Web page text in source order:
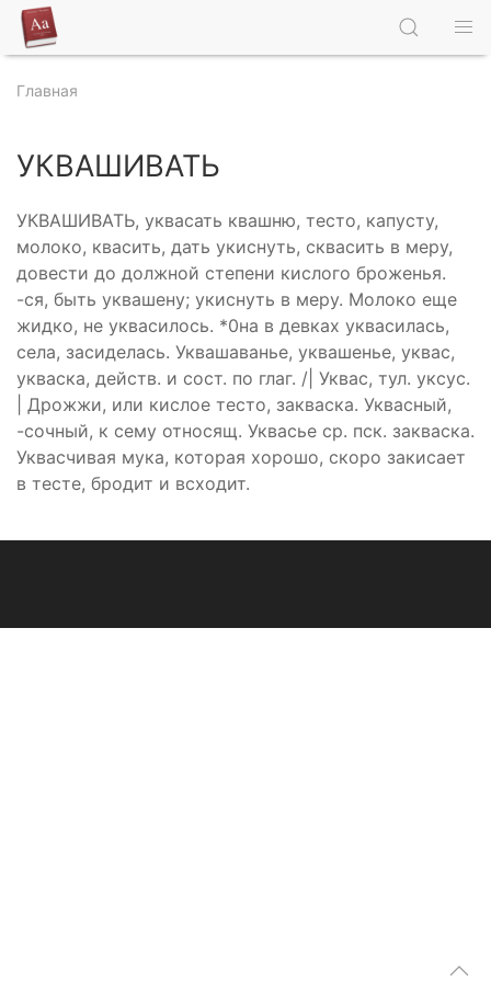
Главная
УКВАШИВАТЬ
УКВАШИВАТЬ, уквасать квашню, тесто, капусту,
молоко, квасить, дать укиснуть, сквасить в меру,
довести до должной степени кислого броженья.
-ся, быть уквашену; укиснуть в меру. Молоко еще
жидко, не уквасилось. *0на в девках уквасилась,
села, засиделась. Уквашаванье, уквашенье, уквас,
укваска, действ. и сост. по глаг. /| Уквас, тул. уксус.
| Дрожжи, или кислое тесто, закваска. Уквасный,
-сочный, к сему относящ. Уквасье ср. пск. закваска.
Уквасчивая мука, которая хорошо, скоро закисает
в тесте, бродит и всходит.